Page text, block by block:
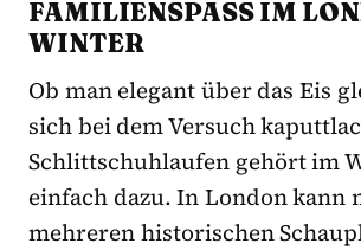
FAMILIENSPASS IM
INTER
Ob man elegant über das Eis
sich bei dem Versuch
Schlittschuhlaufen gehört im
einfach dazu. In London kann
mehreren historischen